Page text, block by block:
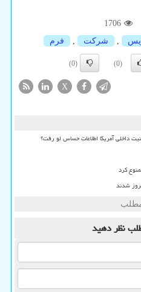
1706
, شركت , فرم
(0)
(0)
X
داخلی آمریکا اطلاعات حساس لو رفت؟
کرد
شدند
مطلب
نظر دهید